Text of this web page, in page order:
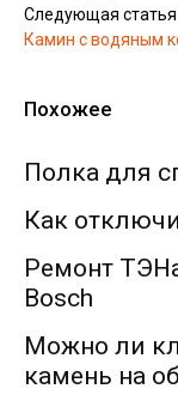
Следующая статья
Камин с водяным
Похожее
Полка для
Как
Ремонт
Bosch
Можно ли
камень на